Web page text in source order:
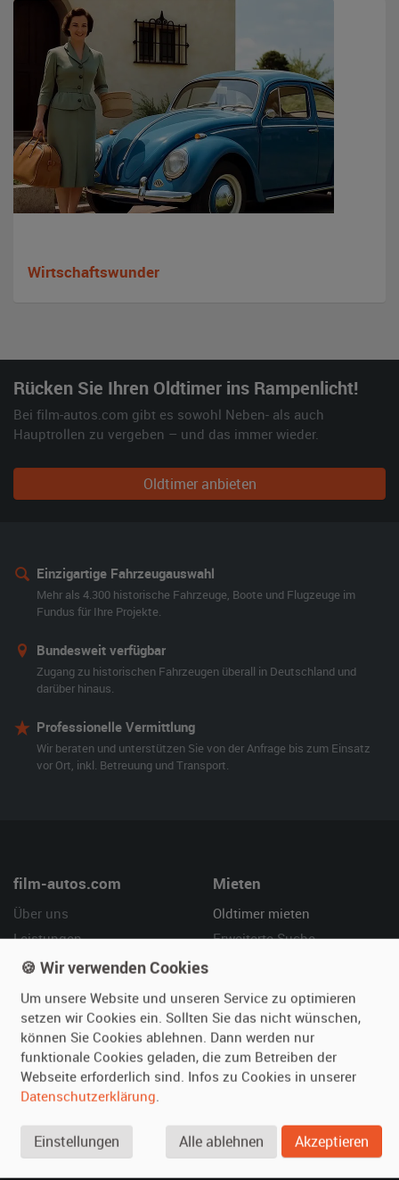
Wirtschaftswunder
Rücken Sie Ihren Oldtimer ins Rampenlicht!
Bei film-autos.com gibt es sowohl Neben- als auch
Hauptrollen zu vergeben – und das immer wieder.
Oldtimer anbieten
Einzigartige Fahrzeugauswahl
Mehr als 4.300 historische Fahrzeuge, Boote und Flugzeuge im
Fundus für Ihre Projekte.
Bundesweit verfügbar
Zugang zu historischen Fahrzeugen überall in Deutschland und
darüber hinaus.
Professionelle Vermittlung
Wir beraten und unterstützen Sie von der Anfrage bis zum Einsatz
vor Ort, inkl. Betreuung und Transport.
film-autos.com
Über uns
Leistungen
Referenzen
Kundenmeinungen
Mieten
Oldtimer mieten
Erweiterte Suche
Service
Vermieten
Oldtimer anmelden
Fotos senden
Inserat verwalten
Hilfe
Häufige Fragen (FAQ)
🍪 Wir verwenden Cookies
Um unsere Website und unseren Service zu optimieren
setzen wir Cookies ein. Sollten Sie das nicht wünschen,
können Sie Cookies ablehnen. Dann werden nur
funktionale Cookies geladen, die zum Betreiben der
Webseite erforderlich sind. Infos zu Cookies in unserer
Datenschutzerklärung.
Einstellungen Alle ablehnen Akzeptieren